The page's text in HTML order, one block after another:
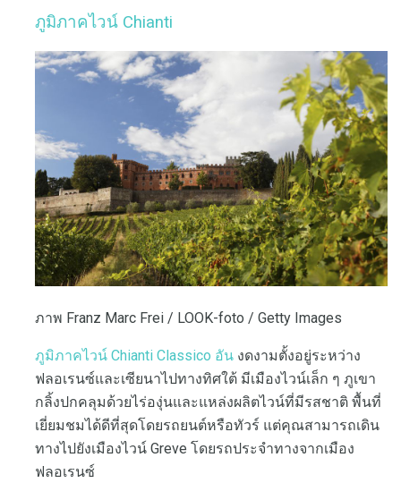
ภูมิภาคไวน์ Chianti
ภาพ Franz Marc Frei / LOOK-foto / Getty Images
ภูมิภาคไวน์ Chianti Classico อัน งดงามตั้งอยู่ระหว่าง
ฟลอเรนซ์และเซียนาไปทางทิศใต้ มีเมืองไวน์เล็ก ๆ ภูเขา
กลิ้งปกคลุมด้วยไร่องุ่นและแหล่งผลิตไวน์ที่มีรสชาติ พื้นที่
เยี่ยมชมได้ดีที่สุดโดยรถยนต์หรือทัวร์ แต่คุณสามารถเดิน
ทางไปยังเมืองไวน์ Greve โดยรถประจำทางจากเมือง
ฟลอเรนซ์